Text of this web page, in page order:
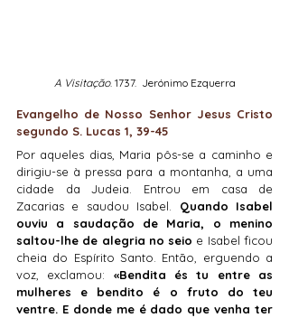
A Visitação. 1737.  Jerónimo Ezquerra
Evangelho de Nosso Senhor Jesus Cristo
segundo S. Lucas 1, 39-45
Por aqueles dias, Maria pôs-se a caminho e
dirigiu-se à pressa para a montanha, a uma
cidade da Judeia. Entrou em casa de
Zacarias e saudou Isabel. Quando Isabel
ouviu a saudação de Maria, o menino
saltou-lhe de alegria no seio e Isabel ficou
cheia do Espírito Santo. Então, erguendo a
voz, exclamou: «Bendita és tu entre as
mulheres e bendito é o fruto do teu
ventre. E donde me é dado que venha ter